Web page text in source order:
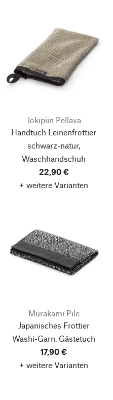
Jokipiin Pellava
Handtuch Leinenfrottier
schwarz-natur,
Waschhandschuh
22,90 €
+ weitere Varianten
Murakami Pile
Japanisches Frottier
Washi-Garn, Gästetuch
17,90 €
+ weitere Varianten